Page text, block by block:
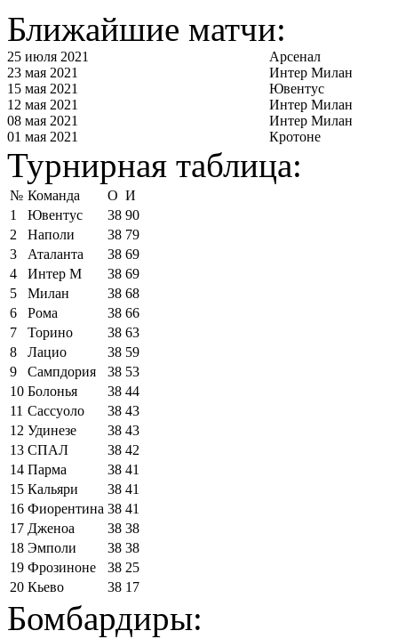
Ближайшие матчи:
25 июля 2021
Арсенал
23 мая 2021
Интер Милан
15 мая 2021
Ювентус
12 мая 2021
Интер Милан
08 мая 2021
Интер Милан
01 мая 2021
Кротоне
Турнирная таблица:
№ Команда О И
1
Ювентус 38 90
2
Наполи 38 79
3
Аталанта 38 69
4
Интер М 38 69
5
Милан 38 68
6
Рома 38 66
7
Торино 38 63
8
Лацио 38 59
9
Сампдория 38 53
10 Болонья 38 44
11 Сассуоло 38 43
12 Удинезе 38 43
13 СПАЛ 38 42
14 Парма 38 41
15 Кальяри 38 41
16 Фиорентина 38 41
17 Дженоа 38 38
18 Эмполи 38 38
19 Фрозиноне 38 25
20 Кьево 38 17
Бомбардиры: